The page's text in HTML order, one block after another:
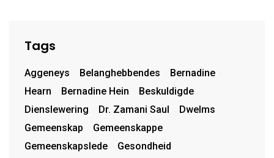
Tags
Aggeneys Belanghebbendes
Bernadine
Hearn
Bernadine Hein
Beskuldigde
Dienslewering
Dr. Zamani Saul
Dwelms
Gemeenskap
Gemeenskappe
Gemeenskapslede
Gesondheid